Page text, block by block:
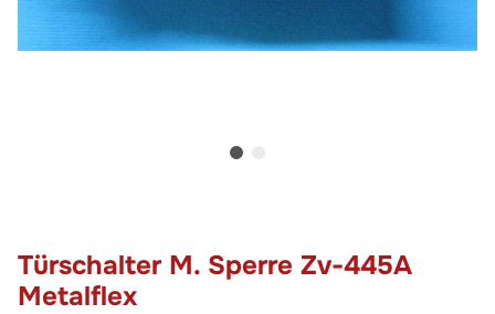
Türschalter M. Sperre Zv-445A
Metalflex